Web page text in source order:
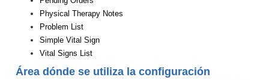
Physical Therapy Notes
Problem List
Simple Vital Sign
Vital Signs List
Área dónde se utiliza la configuración